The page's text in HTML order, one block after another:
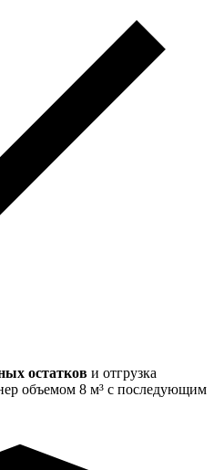
остатков и отгрузка
объемом 8 м³ с последующим